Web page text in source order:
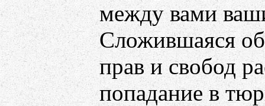
между вами
Сложившаяся
прав и свобод
попадание в